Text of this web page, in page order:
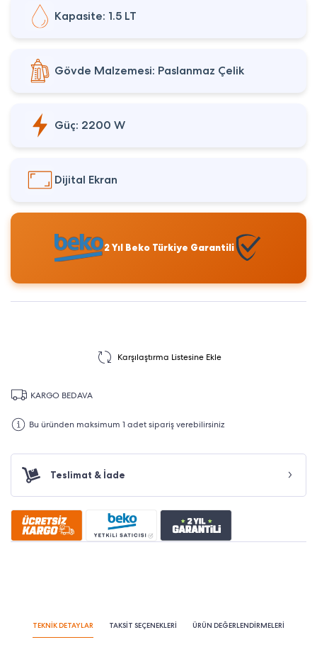
Kapasite: 1.5 LT
Gövde Malzemesi: Paslanmaz Çelik
Güç: 2200 W
Dijital Ekran
2 Yıl Beko Türkiye Garantili
Karşılaştırma Listesine Ekle
KARGO BEDAVA
Bu üründen maksimum 1 adet sipariş verebilirsiniz
Teslimat & İade
TEKNİK DETAYLAR TAKSİT SEÇENEKLERİ ÜRÜN DEĞERLENDİRMELERİ